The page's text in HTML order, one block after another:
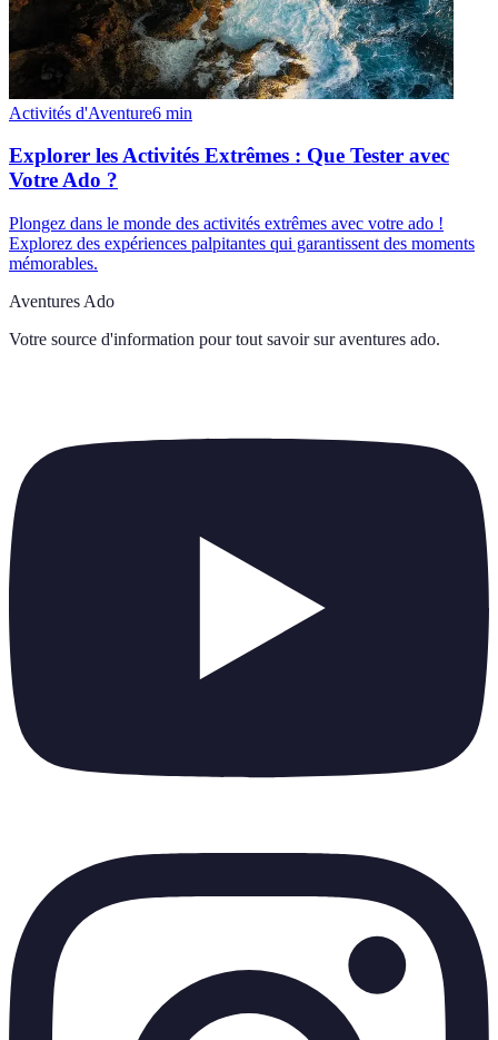
Activités d'Aventure6 min
Explorer les Activités Extrêmes : Que Tester avec
Votre Ado ?
Plongez dans le monde des activités extrêmes avec votre ado !
Explorez des expériences palpitantes qui garantissent des moments
mémorables.
Aventures Ado
Votre source d'information pour tout savoir sur aventures ado.